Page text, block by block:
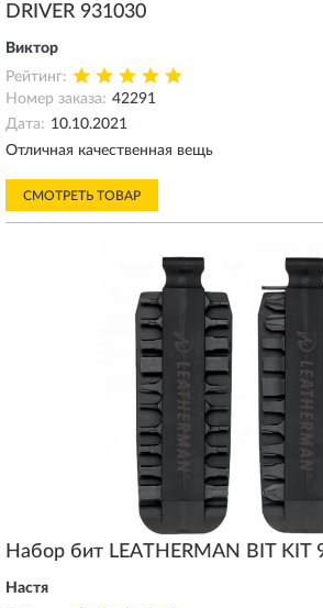
DRIVER 931030
Виктор
Рейтинг:
Номер заказа: 42291
Дата: 10.10.2021
Отличная качественная вещь
СМОТРЕТЬ ТОВАР
Набор бит LEATHERMAN BIT KIT
Настя